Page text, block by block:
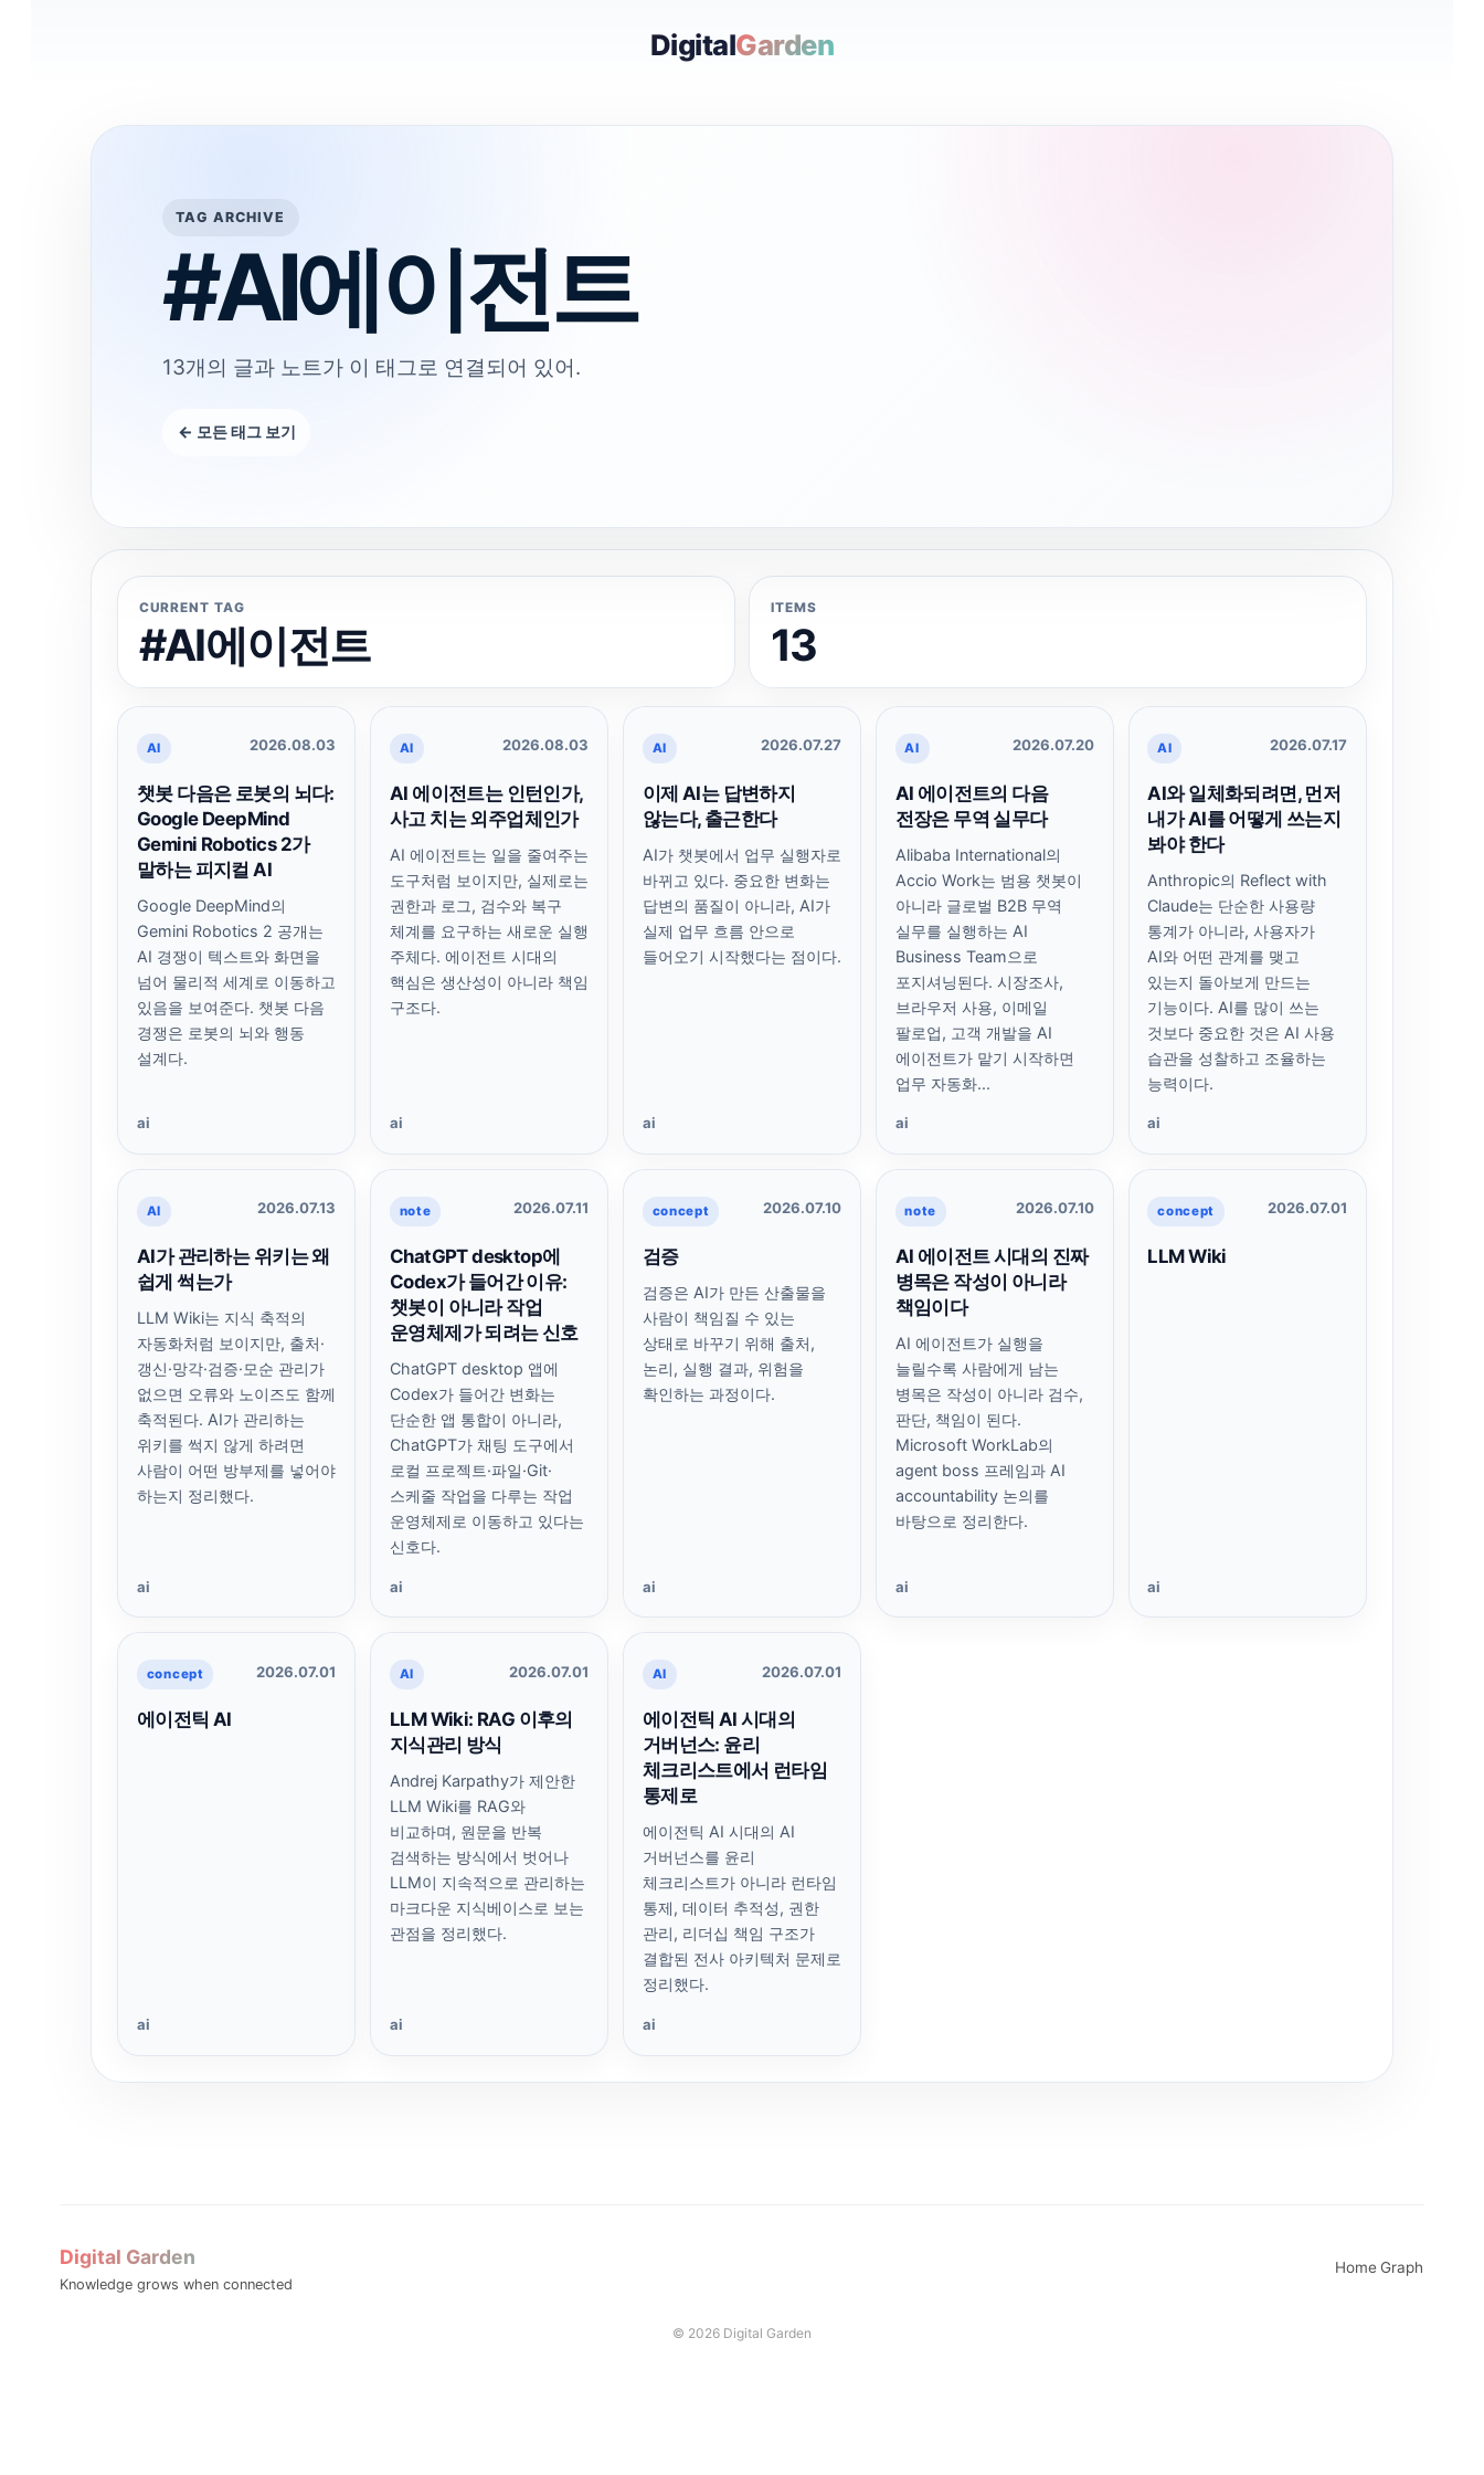
DigitalGarden
TAG ARCHIVE
#AI에이전트
13개의 글과 노트가 이 태그로 연결되어 있어.
← 모든 태그 보기
CURRENT TAG
#AI에이전트
ITEMS
13
AI 2026.08.03
챗봇 다음은 로봇의 뇌다:
Google DeepMind
Gemini Robotics 2가
말하는 피지컬 AI
Google DeepMind의
Gemini Robotics 2 공개는
AI 경쟁이 텍스트와 화면을
넘어 물리적 세계로 이동하고
있음을 보여준다. 챗봇 다음
경쟁은 로봇의 뇌와 행동
설계다.
ai
AI 2026.08.03
AI 에이전트는 인턴인가,
사고 치는 외주업체인가
AI 에이전트는 일을 줄여주는
도구처럼 보이지만, 실제로는
권한과 로그, 검수와 복구
체계를 요구하는 새로운 실행
주체다. 에이전트 시대의
핵심은 생산성이 아니라 책임
구조다.
ai
AI 2026.07.27
이제 AI는 답변하지
않는다, 출근한다
AI가 챗봇에서 업무 실행자로
바뀌고 있다. 중요한 변화는
답변의 품질이 아니라, AI가
실제 업무 흐름 안으로
들어오기 시작했다는 점이다.
ai
AI 2026.07.20
AI 에이전트의 다음
전장은 무역 실무다
Alibaba International의
Accio Work는 범용 챗봇이
아니라 글로벌 B2B 무역
실무를 실행하는 AI
Business Team으로
포지셔닝된다. 시장조사,
브라우저 사용, 이메일
팔로업, 고객 개발을 AI
에이전트가 맡기 시작하면
업무 자동화...
ai
AI 2026.07.17
AI와 일체화되려면, 먼저
내가 AI를 어떻게 쓰는지
봐야 한다
Anthropic의 Reflect with
Claude는 단순한 사용량
통계가 아니라, 사용자가
AI와 어떤 관계를 맺고
있는지 돌아보게 만드는
기능이다. AI를 많이 쓰는
것보다 중요한 것은 AI 사용
습관을 성찰하고 조율하는
능력이다.
ai
AI 2026.07.13
AI가 관리하는 위키는 왜
쉽게 썩는가
LLM Wiki는 지식 축적의
자동화처럼 보이지만, 출처·
갱신·망각·검증·모순 관리가
없으면 오류와 노이즈도 함께
축적된다. AI가 관리하는
위키를 썩지 않게 하려면
사람이 어떤 방부제를 넣어야
하는지 정리했다.
ai
note 2026.07.11
ChatGPT desktop에
Codex가 들어간 이유:
챗봇이 아니라 작업
운영체제가 되려는 신호
ChatGPT desktop 앱에
Codex가 들어간 변화는
단순한 앱 통합이 아니라,
ChatGPT가 채팅 도구에서
로컬 프로젝트·파일·Git·
스케줄 작업을 다루는 작업
운영체제로 이동하고 있다는
신호다.
ai
concept 2026.07.10
검증
검증은 AI가 만든 산출물을
사람이 책임질 수 있는
상태로 바꾸기 위해 출처,
논리, 실행 결과, 위험을
확인하는 과정이다.
ai
note 2026.07.10
AI 에이전트 시대의 진짜
병목은 작성이 아니라
책임이다
AI 에이전트가 실행을
늘릴수록 사람에게 남는
병목은 작성이 아니라 검수,
판단, 책임이 된다.
Microsoft WorkLab의
agent boss 프레임과 AI
accountability 논의를
바탕으로 정리한다.
ai
concept 2026.07.01
LLM Wiki
ai
concept 2026.07.01
에이전틱 AI
ai
AI 2026.07.01
LLM Wiki: RAG 이후의
지식관리 방식
Andrej Karpathy가 제안한
LLM Wiki를 RAG와
비교하며, 원문을 반복
검색하는 방식에서 벗어나
LLM이 지속적으로 관리하는
마크다운 지식베이스로 보는
관점을 정리했다.
ai
AI 2026.07.01
에이전틱 AI 시대의
거버넌스: 윤리
체크리스트에서 런타임
통제로
에이전틱 AI 시대의 AI
거버넌스를 윤리
체크리스트가 아니라 런타임
통제, 데이터 추적성, 권한
관리, 리더십 책임 구조가
결합된 전사 아키텍처 문제로
정리했다.
ai
Digital Garden
Knowledge grows when connected
HomeGraph
© 2026 Digital Garden